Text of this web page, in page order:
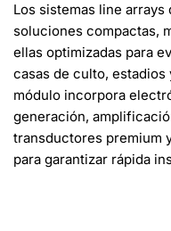
Los sistemas line
soluciones compactas,
ellas optimizadas para
casas de culto,
módulo incorpora
generación,
transductores premium
para garantizar rápida